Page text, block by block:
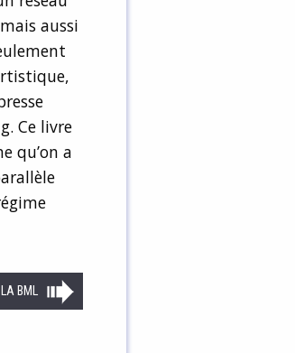
aussi
Ce livre
qu’on a
BML